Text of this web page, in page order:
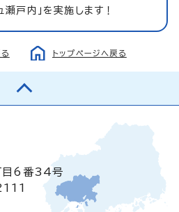
瀬戸内」を実施します！
トップページへ戻る
目6番34号